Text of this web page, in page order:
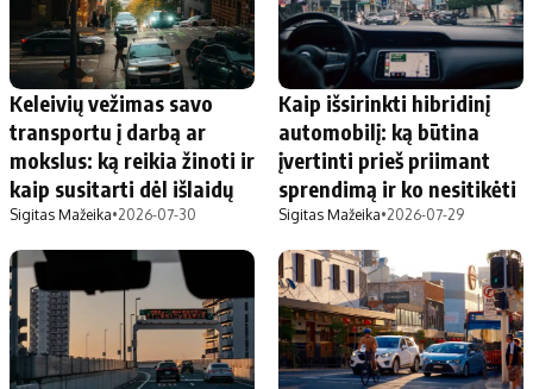
Keleivių vežimas savo
transportu į darbą ar
mokslus: ką reikia žinoti ir
kaip susitarti dėl išlaidų
Sigitas Mažeika•2026-07-30
Kaip išsirinkti hibridinį
automobilį: ką būtina
įvertinti prieš priimant
sprendimą ir ko nesitikėti
Sigitas Mažeika•2026-07-29